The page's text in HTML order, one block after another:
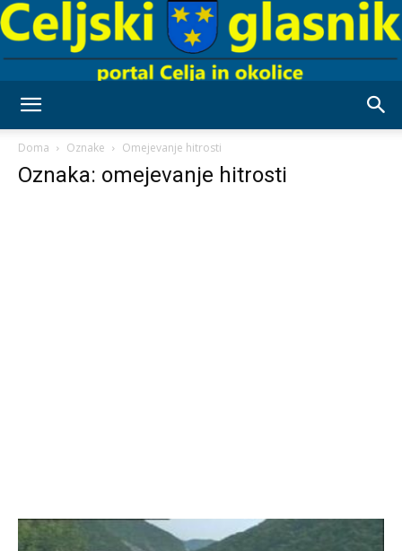
Doma Oznake Omejevanje hitrosti
Oznaka: omejevanje hitrosti